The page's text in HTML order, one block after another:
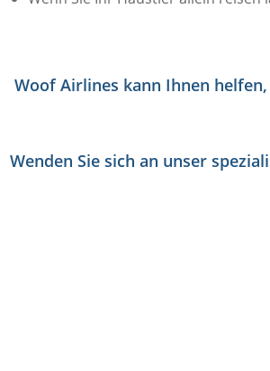
Woof Airlines kann Ihnen
Wenden Sie sich an unser